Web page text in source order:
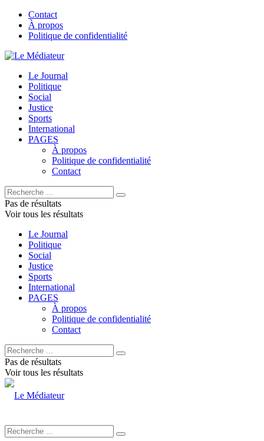
Contact
À propos
Politique de confidentialité
Le Journal
Politique
Social
Justice
Sports
International
PAGES
À propos
Politique de confidentialité
Contact
Pas de résultats
Voir tous les résultats
Le Journal
Politique
Social
Justice
Sports
International
PAGES
À propos
Politique de confidentialité
Contact
Pas de résultats
Voir tous les résultats